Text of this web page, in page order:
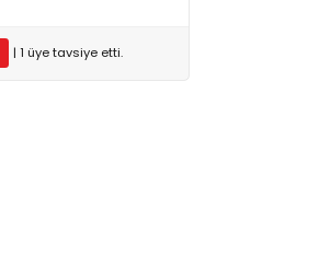
| 1 üyetavsiye etti.